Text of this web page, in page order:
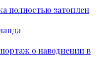
полностью затоплен
о наводнении в